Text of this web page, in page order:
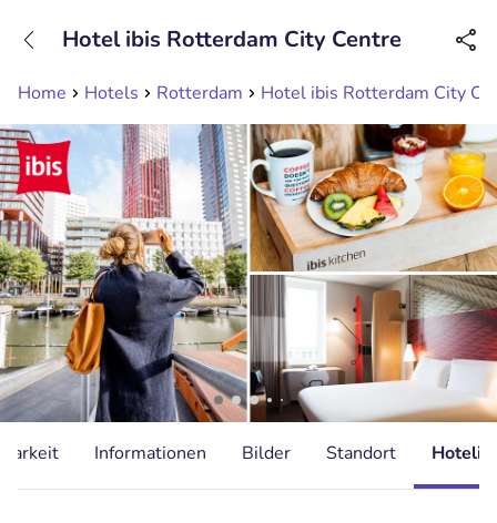
Erreichbar bis 23:00 Uhr
Home Hotels Rotterdam Hotel ibis Rotterdam City
Hotel ibis Rotterdam City Centre
Informationen Bilder Standort